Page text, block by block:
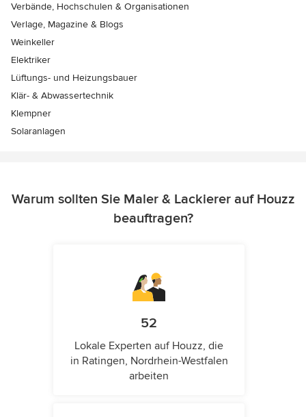
Verbände, Hochschulen & Organisationen
Verlage, Magazine & Blogs
Weinkeller
Elektriker
Lüftungs- und Heizungsbauer
Klär- & Abwassertechnik
Klempner
Solaranlagen
Warum sollten Sie Maler & Lackierer auf Houzz
beauftragen?
52
Lokale Experten auf Houzz, die
in Ratingen, Nordrhein-Westfalen
arbeiten